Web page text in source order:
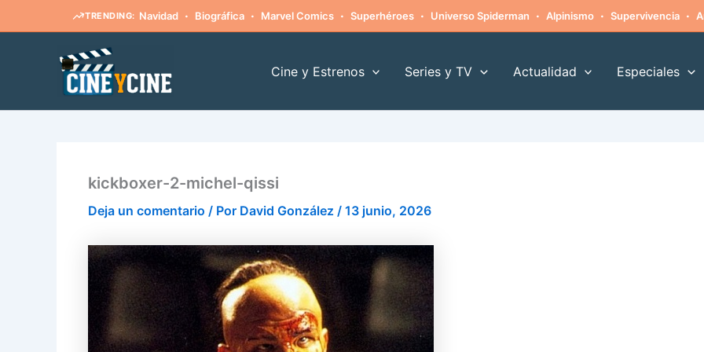
TRENDING: Navidad · Biográfica · Marvel Comics · Superhéroes · Universo Spiderman · Alpinismo · Supervivencia ·
Cine y Estrenos Series y TV Actualidad Especiales
kickboxer-2-michel-qissi
Deja un comentario / Por David González / 13 junio, 2026